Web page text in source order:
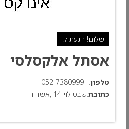
שלום! הגעת ל:
אסתל אלקסלסי
טלפון:
052-7380999
כתובת:שבט לוי 14 ,אשדוד